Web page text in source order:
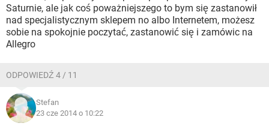
Saturnie, ale jak coś poważniejszego to bym się zastanowił
nad specjalistycznym sklepem no albo Internetem, możesz
sobie na spokojnie poczytać, zastanowić się i zamówic na
Allegro
ODPOWIEDŹ 4 / 11
Stefan
23 cze 2014 o 10:22